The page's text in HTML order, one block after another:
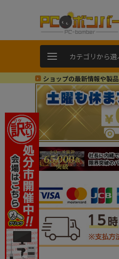
カテゴリから選
ショップの最新情報や製